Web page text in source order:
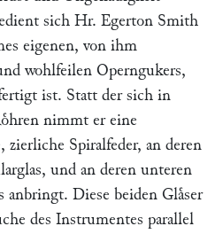
sich Hr. Egerton Smith
eigenen, von ihm
wohlfeilen Operngukers,
ist. Statt der sich in
nimmt er eine
zierliche Spiralfeder, an deren
und an deren unteren
anbringt. Diese beiden Glaͤser
des Instrumentes parallel